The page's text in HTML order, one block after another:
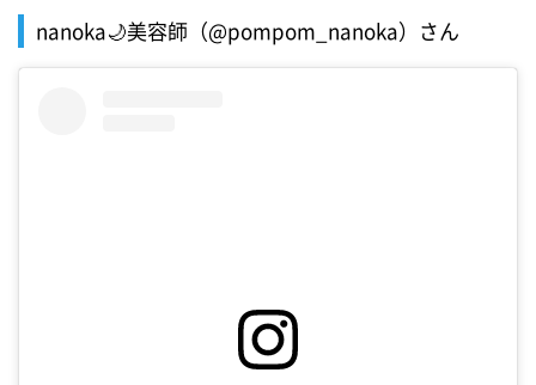
nanoka🌙美容師（@pompom_nanoka）さん